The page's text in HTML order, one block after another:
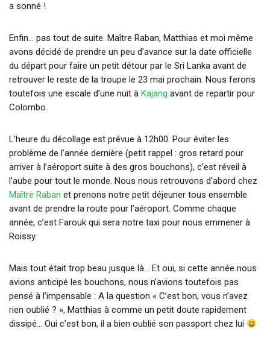
a sonné !
Enfin… pas tout de suite. Maître Raban, Matthias et moi même
avons décidé de prendre un peu d’avance sur la date officielle
du départ pour faire un petit détour par le Sri Lanka avant de
retrouver le reste de la troupe le 23 mai prochain. Nous ferons
toutefois une escale d’une nuit à Kajang avant de repartir pour
Colombo.
L’heure du décollage est prévue à 12h00. Pour éviter les
problème de l’année dernière (petit rappel : gros retard pour
arriver à l’aéroport suite à des gros bouchons), c’est réveil à
l’aube pour tout le monde. Nous nous retrouvons d’abord chez
Maître Raban et prenons notre petit déjeuner tous ensemble
avant de prendre la route pour l’aéroport. Comme chaque
année, c’est Farouk qui sera notre taxi pour nous emmener à
Roissy.
Mais tout était trop beau jusque là… Et oui, si cette année nous
avions anticipé les bouchons, nous n’avions toutefois pas
pensé à l’impensable : A la question « C’est bon, vous n’avez
rien oublié ? », Matthias à comme un petit doute rapidement
dissipé… Oui c’est bon, il a bien oublié son passport chez lui